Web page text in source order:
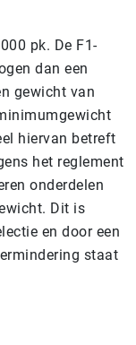
pk. De F1-
dan een
gewicht van
hiervan betreft
het reglement
onderdelen
Dit is
en door een
staat